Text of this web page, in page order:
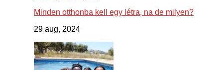
Minden otthonba kell egy létra, na de milyen?
29 aug, 2024